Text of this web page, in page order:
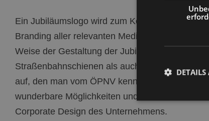
Ein Jubiläumslogo wird zum Keyvisual und
Branding aller relevanten Medien über das
Weise der Gestaltung der Jubiläumszahl greift
Straßenbahnschienen als auch die
auf, den man vom ÖPNV kennt. Das Logo
wunderbare Möglichkeiten und orientiert sich
Corporate Design des Unternehmens.
DETAILS